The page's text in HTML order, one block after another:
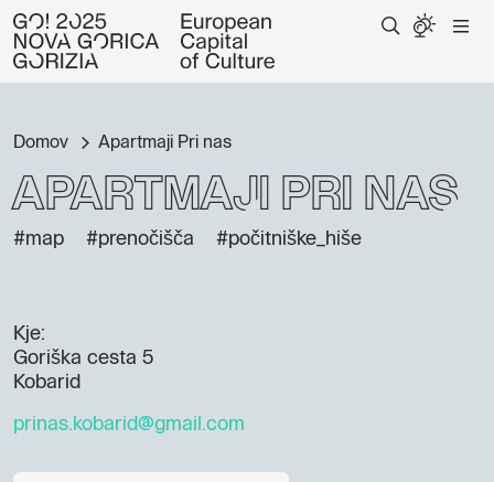
Domov Apartmaji Pri nas
Apartmaji Pri nas
#map #prenočišča #počitniške_hiše
Kje:
Goriška cesta 5
Kobarid
prinas.kobarid@gmail.com